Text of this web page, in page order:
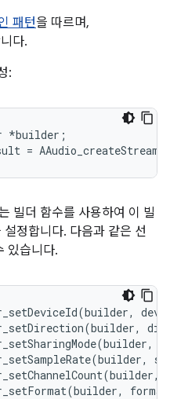
패턴을 따르며,
다.
:
*builder;
빌더 함수를 사용하여 이 빌
정합니다. 다음과 같은 선
있습니다.